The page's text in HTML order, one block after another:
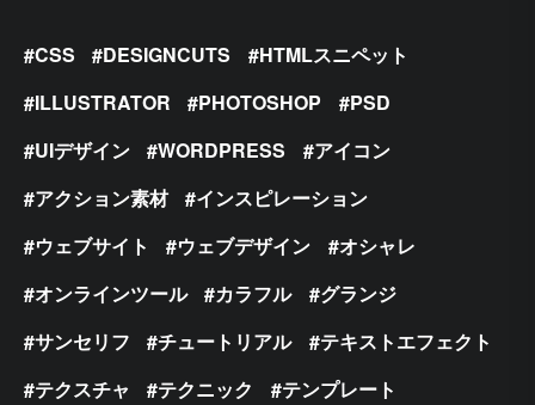
CSS DESIGNCUTS
HTMLスニペット
ILLUSTRATOR
PHOTOSHOP
PSD
UIデザイン
WORDPRESS
アイコン
アクション素材
インスピレーション
ウェブサイト
ウェブデザイン
オシャレ
オンラインツール
カラフル
グランジ
サンセリフ
チュートリアル
テキストエフェクト
テクスチャ
テクニック
テンプレート